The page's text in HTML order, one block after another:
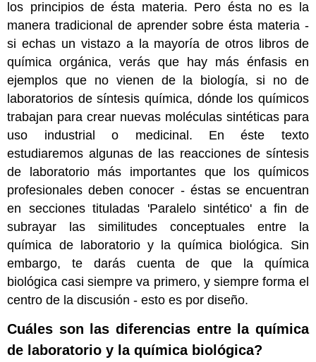
los principios de ésta materia. Pero ésta no es la
manera tradicional de aprender sobre ésta materia -
si echas un vistazo a la mayoría de otros libros de
química orgánica, verás que hay más énfasis en
ejemplos que no vienen de la biología, si no de
laboratorios de síntesis química, dónde los químicos
trabajan para crear nuevas moléculas sintéticas para
uso industrial o medicinal. En éste texto
estudiaremos algunas de las reacciones de síntesis
de laboratorio más importantes que los químicos
profesionales deben conocer - éstas se encuentran
en secciones tituladas 'Paralelo sintético' a fin de
subrayar las similitudes conceptuales entre la
química de laboratorio y la química biológica. Sin
embargo, te darás cuenta de que la química
biológica casi siempre va primero, y siempre forma el
centro de la discusión - esto es por diseño.
Cuáles son las diferencias entre la química
de laboratorio y la química biológica?